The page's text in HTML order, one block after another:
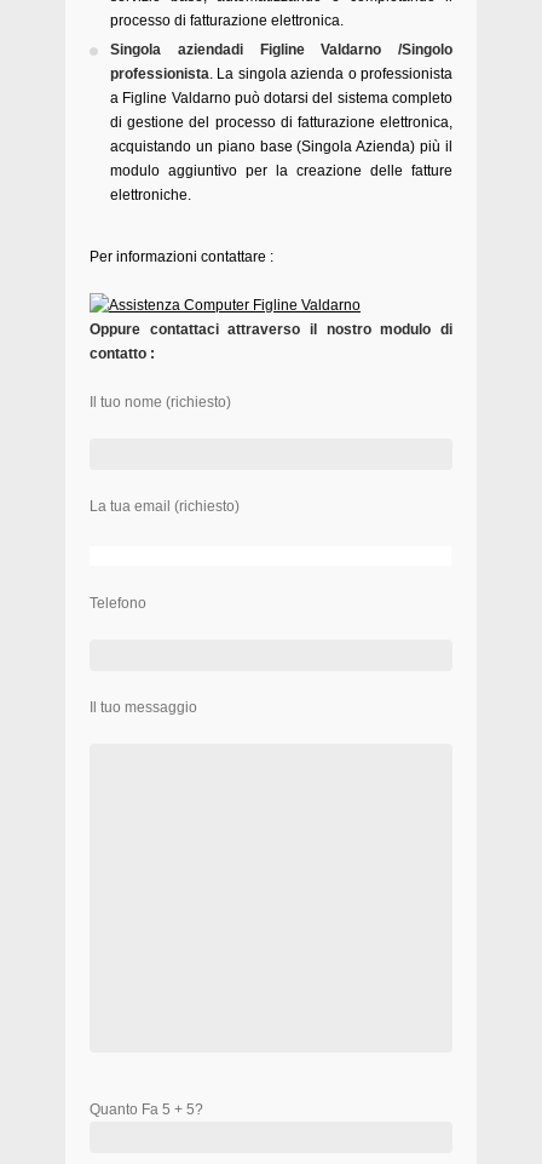
processo di fatturazione elettronica.
Singola aziendadi Figline Valdarno /Singolo
professionista. La singola azienda o professionista
a Figline Valdarno può dotarsi del sistema completo
di gestione del processo di fatturazione elettronica,
acquistando un piano base (Singola Azienda) più il
modulo aggiuntivo per la creazione delle fatture
elettroniche.
Per informazioni contattare :
Oppure contattaci attraverso il nostro modulo di
contatto :
Il tuo nome (richiesto)
La tua email (richiesto)
Telefono
Il tuo messaggio
Quanto Fa 5 + 5?